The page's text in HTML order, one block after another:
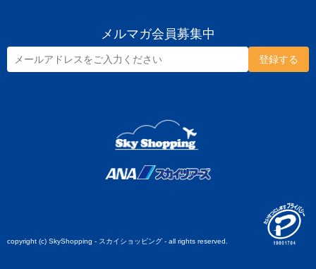
メルマガ会員募集中
copyright (c) SkyShopping - スカイショッピング - all rights reserved.